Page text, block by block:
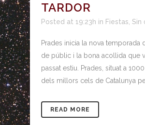
TARDOR
Posted at 19:23h in Fiestas Sin
Prades inicia la nova temporada
de públic i la bona acollida que
passat estiu. Prades, situat a
dels millors cels de Catalunya per
READ MORE